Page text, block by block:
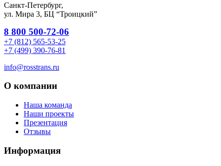
Санкт-Петербург,
ул. Мира 3, БЦ “Троицкий”
8 800 500-72-06
+7 (812) 565-53-25
+7 (499) 390-76-81
info@rosstrans.ru
О компании
Наша команда
Наши проекты
Презентация
Отзывы
Информация